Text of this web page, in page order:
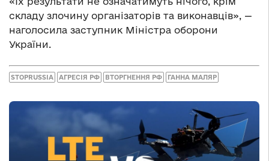
складу злочину організаторів та виконавців», —
наголосила заступник Міністра оборони
України.
STOPRUSSIA АГРЕСІЯ РФ ВТОРГНЕННЯ РФ ГАННА МАЛЯР